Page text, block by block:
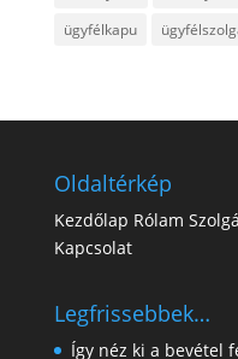
ügyfélkapu
Oldaltérkép
Kezdőlap Rólam
Kapcsolat
Legfrissebbek…
Így néz ki a bevétel